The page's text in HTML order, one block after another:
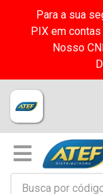
Para a sua
PIX em
Nosso